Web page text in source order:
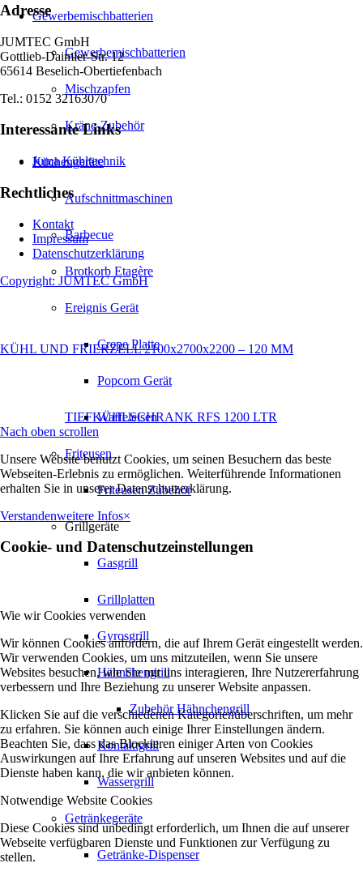
Gewerbemischbatterien
Gewerbemischbatterien
Mischzapfen
Kräne-Zubehör
Küchengeräte
Aufschnittmaschinen
Barbecue
Brotkorb Etagère
Ereignis Gerät
Crepe Platte
Popcorn Gerät
Waffeleisen
Friteusen
Friteusen Zubehör
Grillgeräte
Gasgrill
Grillplatten
Gyrosgrill
Hähnchengrill
Zubehör Hähnchengrill
Kontaktgrill
Wassergrill
Getränkegeräte
Getränke-Dispenser
Adresse
JUMTEC GmbH
Gottlieb-Daimler-Str. 12
65614 Beselich-Obertiefenbach
Tel.: 0152 32163070
Interessante Links
Juma Kühltechnik
Rechtliches
Kontakt
Impressum
Datenschutzerklärung
Copyright: JUMTEC GmbH
KÜHL UND FRIERZELL 2100x2700x2200 – 120 MM
TIEFKÜHLSCHRANK RFS 1200 LTR
Nach oben scrollen
Unsere Website benutzt Cookies, um seinen Besuchern das beste
Webseiten-Erlebnis zu ermöglichen. Weiterführende Informationen
erhalten Sie in unserer Datenschutzerklärung.
Verstandenweitere Infos×
Cookie- und Datenschutzeinstellungen
Wie wir Cookies verwenden
Wir können Cookies anfordern, die auf Ihrem Gerät eingestellt werden.
Wir verwenden Cookies, um uns mitzuteilen, wenn Sie unsere
Websites besuchen, wie Sie mit uns interagieren, Ihre Nutzererfahrung
verbessern und Ihre Beziehung zu unserer Website anpassen.
Klicken Sie auf die verschiedenen Kategorienüberschriften, um mehr
zu erfahren. Sie können auch einige Ihrer Einstellungen ändern.
Beachten Sie, dass das Blockieren einiger Arten von Cookies
Auswirkungen auf Ihre Erfahrung auf unseren Websites und auf die
Dienste haben kann, die wir anbieten können.
Notwendige Website Cookies
Diese Cookies sind unbedingt erforderlich, um Ihnen die auf unserer
Webseite verfügbaren Dienste und Funktionen zur Verfügung zu
stellen.